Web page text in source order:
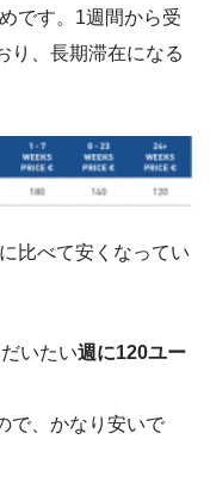
です。1週間から受
り、長期滞在になる
比べて安くなってい
いたい週に120ユー
で、かなり安いで